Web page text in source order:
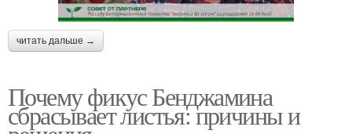
читать дальше →
Почему фикус Бенджамина
сбрасывает листья: причины и